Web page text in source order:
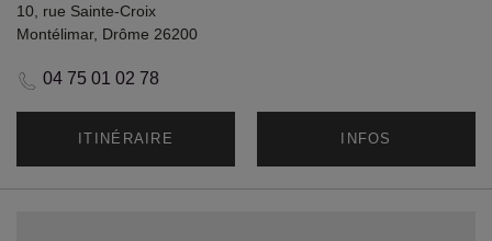
10, rue Sainte-Croix
Montélimar, Drôme 26200
04 75 01 02 78
ITINÉRAIRE INFOS